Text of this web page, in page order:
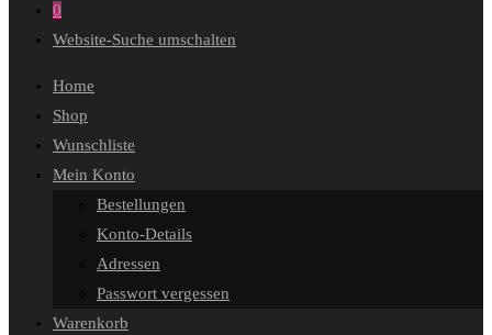
0
Website-Suche umschalten
Home
Shop
Wunschliste
Mein Konto
Bestellungen
Konto-Details
Adressen
Passwort vergessen
Warenkorb